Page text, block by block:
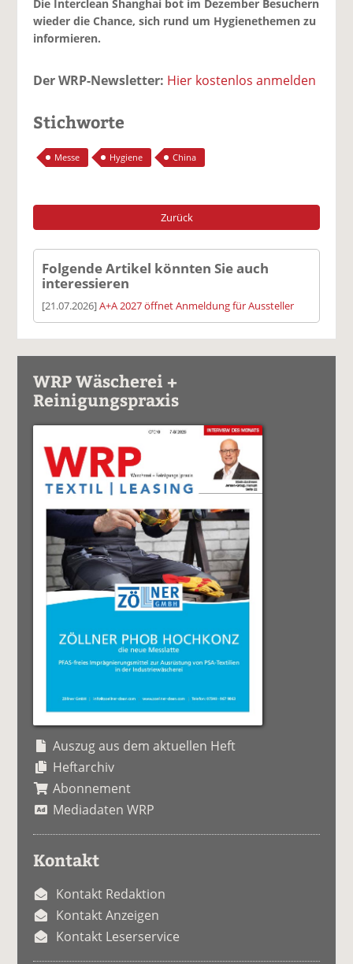
Die Interclean Shanghai bot im Dezember Besuchern
wieder die Chance, sich rund um Hygienethemen zu
informieren.
Der WRP-Newsletter: Hier kostenlos anmelden
Stichworte
Messe Hygiene China
Zurück
Folgende Artikel könnten Sie auch
interessieren
[21.07.2026]A+A 2027 öffnet Anmeldung für Aussteller
WRP Wäscherei +
Reinigungspraxis
Auszug aus dem aktuellen Heft
Heftarchiv
Abonnement
Mediadaten WRP
Kontakt
Kontakt Redaktion
Kontakt Anzeigen
Kontakt Leserservice